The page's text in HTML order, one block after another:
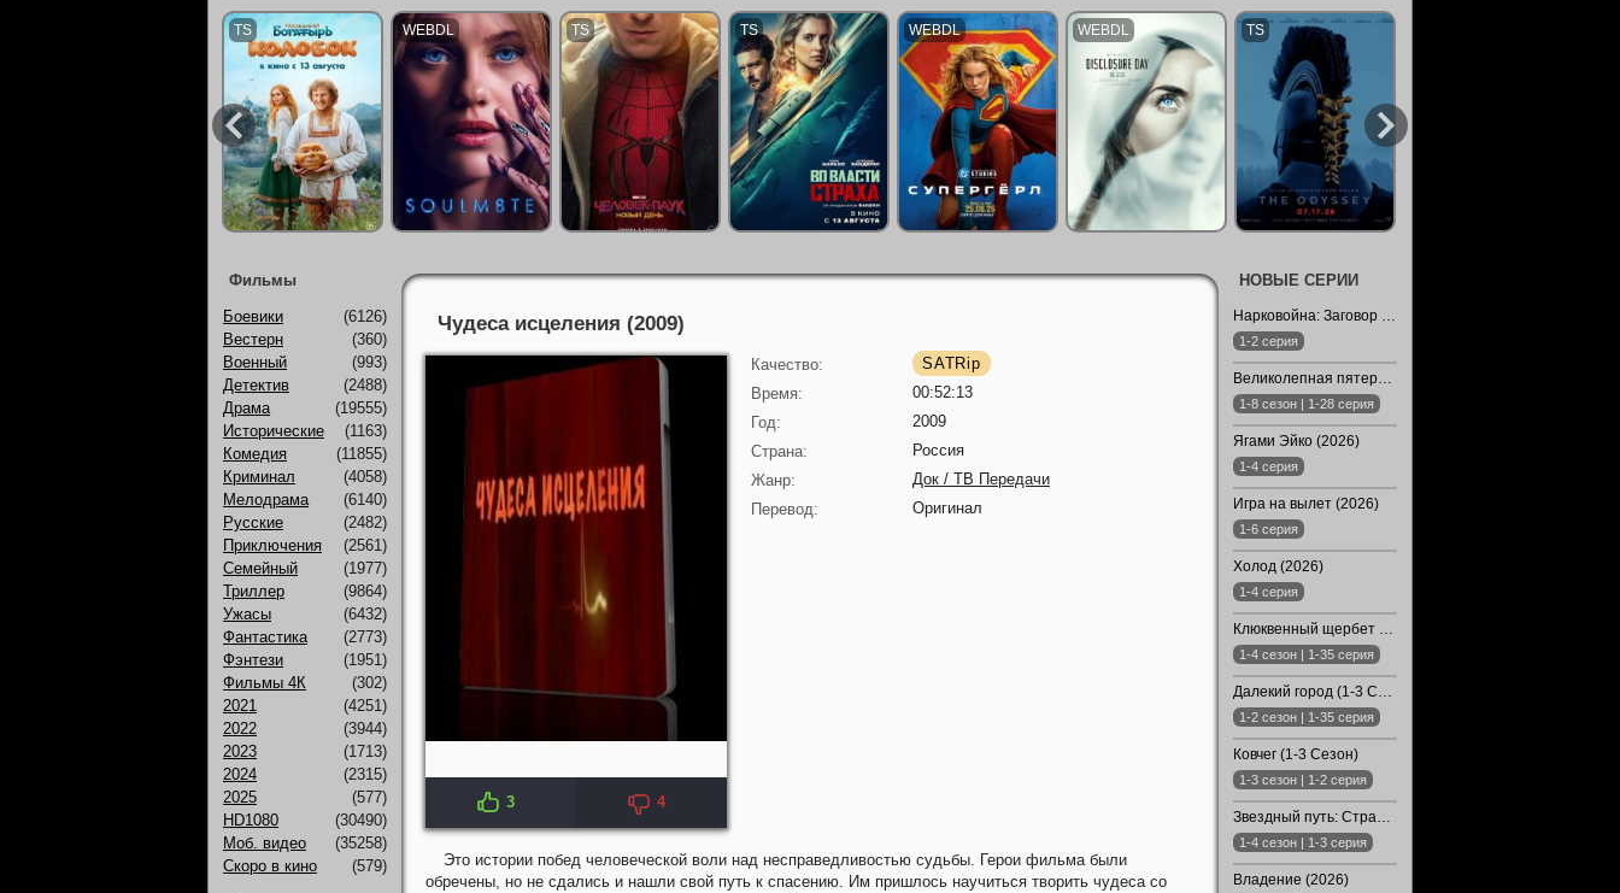
Чудеса исцеления (2009)
3 4
Качество:
SATRip
Время:
00:52:13
Год:
2009
Страна:
Россия
Жанр:
Док / ТВ Передачи
Перевод:
Оригинал
Это истории побед человеческой воли над несправедливостью судьбы. Герои фильма были
обречены, но не сдались и нашли свой путь к спасению. Им пришлось научиться творить чудеса со
Фильмы
Боевики
(6126)
Вестерн
(360)
Военный
(993)
Детектив
(2488)
Драма
(19555)
Исторические
(1163)
Комедия
(11855)
Криминал
(4058)
Мелодрама
(6140)
Русские
(2482)
Приключения
(2561)
Семейный
(1977)
Триллер
(9864)
Ужасы
(6432)
Фантастика
(2773)
Фэнтези
(1951)
Фильмы 4К
(302)
2021
(4251)
2022
(3944)
2023
(1713)
2024
(2315)
2025
(577)
HD1080
(30490)
Моб. видео
(35258)
Скоро в кино
(579)
НОВЫЕ СЕРИИ
Нарковойна: Заговор молчания (2026)
1-2 серия
Великолепная пятерка (1-8 Сезон)
1-8 сезон | 1-28 серия
Ягами Эйко (2026)
1-4 серия
Игра на вылет (2026)
1-6 серия
Холод (2026)
1-4 серия
Клюквенный щербет (1-4 Сезон)
1-4 сезон | 1-35 серия
Далекий город (1-3 Сезон)
1-2 сезон | 1-35 серия
Ковчег (1-3 Сезон)
1-3 сезон | 1-2 серия
Звездный путь: Странные новые миры (1-4 Сезон)
1-4 сезон | 1-3 серия
Владение (2026)